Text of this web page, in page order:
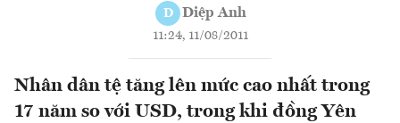
D Diệp Anh
11:24, 11/08/2011
Nhân dân tệ tăng lên mức cao nhất trong
17 năm so với USD, trong khi đồng Yên